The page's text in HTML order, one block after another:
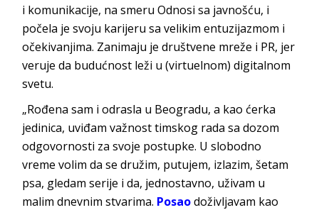
i komunikacije, na smeru Odnosi sa javnošću, i
počela je svoju karijeru sa velikim entuzijazmom i
očekivanjima. Zanimaju je društvene mreže i PR, jer
veruje da budućnost leži u (virtuelnom) digitalnom
svetu.
„Rođena sam i odrasla u Beogradu, a kao ćerka
jedinica, uviđam važnost timskog rada sa dozom
odgovornosti za svoje postupke. U slobodno
vreme volim da se družim, putujem, izlazim, šetam
psa, gledam serije i da, jednostavno, uživam u
malim dnevnim stvarima. Posaodoživljavam kao